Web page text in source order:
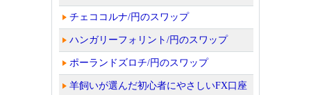
チェココルナ/円のスワップ
ハンガリーフォリント/円のスワップ
ポーランドズロチ/円のスワップ
羊飼いが選んだ初心者にやさしいFX口座